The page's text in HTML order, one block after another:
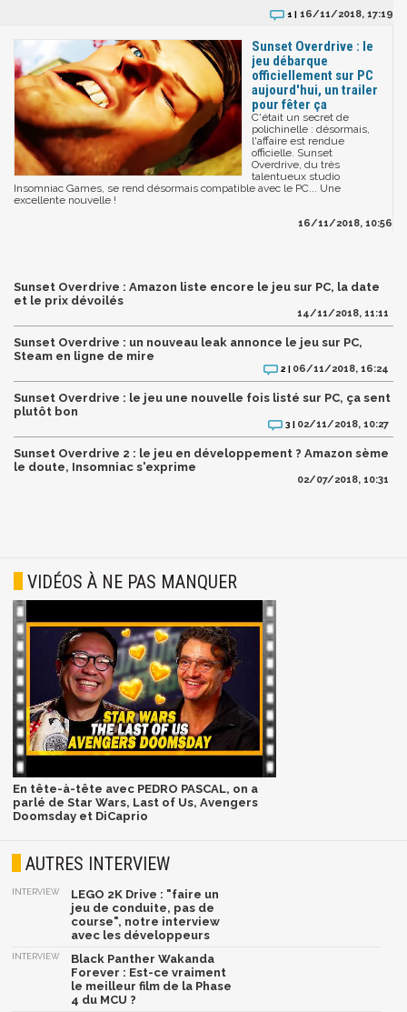
1 | 16/11/2018, 17:19
Sunset Overdrive : le
jeu débarque
officiellement sur PC
aujourd'hui, un trailer
pour fêter ça
C'était un secret de
polichinelle : désormais,
l'affaire est rendue
officielle. Sunset
Overdrive, du très
talentueux studio
Insomniac Games, se rend désormais compatible avec le PC... Une
excellente nouvelle !
16/11/2018, 10:56
Sunset Overdrive : Amazon liste encore le jeu sur PC, la date
et le prix dévoilés
14/11/2018, 11:11
Sunset Overdrive : un nouveau leak annonce le jeu sur PC,
Steam en ligne de mire
2 | 06/11/2018, 16:24
Sunset Overdrive : le jeu une nouvelle fois listé sur PC, ça sent
plutôt bon
3 | 02/11/2018, 10:27
Sunset Overdrive 2 : le jeu en développement ? Amazon sème
le doute, Insomniac s'exprime
02/07/2018, 10:31
VIDÉOS À NE PAS MANQUER
En tête-à-tête avec PEDRO PASCAL, on a
parlé de Star Wars, Last of Us, Avengers
Doomsday et DiCaprio
AUTRES INTERVIEW
INTERVIEW
LEGO 2K Drive : "faire un
jeu de conduite, pas de
course", notre interview
avec les développeurs
INTERVIEW
Black Panther Wakanda
Forever : Est-ce vraiment
le meilleur film de la Phase
4 du MCU ?